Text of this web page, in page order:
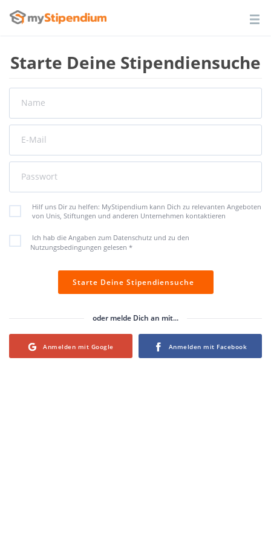
Starte Deine Stipendiensuche
Name
E-Mail
Passwort
Hilf uns Dir zu helfen: MyStipendium kann Dich zu relevanten Angeboten
von Unis, Stiftungen und anderen Unternehmen kontaktieren
Ich hab die Angaben zum Datenschutz und zu den
Nutzungsbedingungen gelesen *
Starte Deine Stipendiensuche
oder melde Dich an mit...
Login with Google Login with Facebook